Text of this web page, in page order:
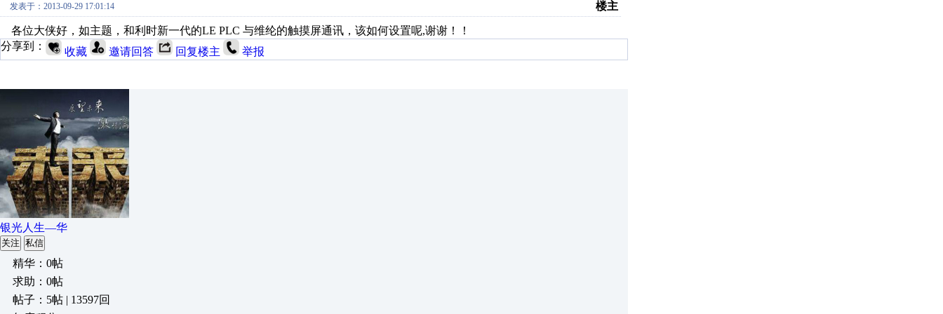
发表于：2013-09-29 17:01:14 楼主
各位大侠好，如主题，和利时新一代的LE PLC 与维纶的触摸屏通讯，该如何设置呢,谢谢！！
分享到：
收藏 邀请回答 回复楼主 举报
银光人生—华
关注 私信
精华：0帖
求助：0帖
帖子：5帖 | 13597回